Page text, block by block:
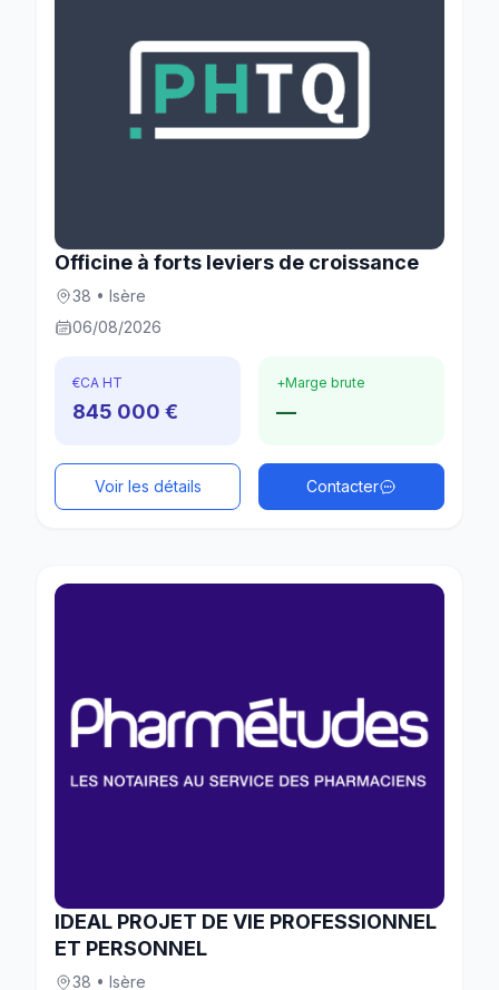
Officine à forts leviers de croissance
38 • Isère
06/08/2026
€CA HT
845 000 €
+Marge brute
—
Voir les détails Contacter
IDEAL PROJET DE VIE PROFESSIONNEL
ET PERSONNEL
38 • Isère